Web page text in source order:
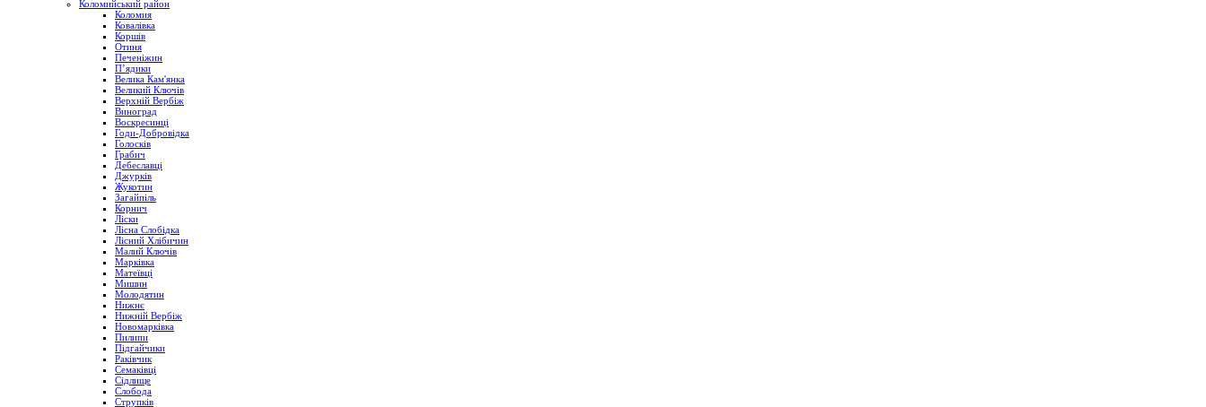
Коломийський район
Коломия
Ковалівка
Коршів
Отиня
Печеніжин
П’ядики
Велика Кам'янка
Великий Ключів
Верхній Вербіж
Виноград
Воскресинці
Годи-Добровідка
Голосків
Грабич
Дебеславці
Джурків
Жукотин
Загайпіль
Корнич
Ліски
Лісна Слобідка
Лісний Хлібичин
Малий Ключів
Марківка
Матеївці
Мишин
Молодятин
Нижнє
Нижній Вербіж
Новомарківка
Пилипи
Підгайчики
Раківчик
Семаківці
Сідлище
Слобода
Струпків